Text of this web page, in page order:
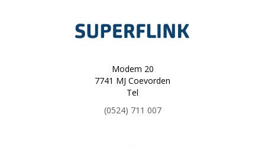
Modem 20
7741 MJ Coevorden
Tel
(0524) 711 007